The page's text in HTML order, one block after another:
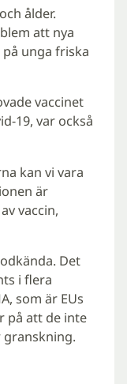
ålder.
att nya
unga friska
vaccinet
19, var också
kan vi vara
är
vaccin,
Det
i flera
som är EUs
på att de inte